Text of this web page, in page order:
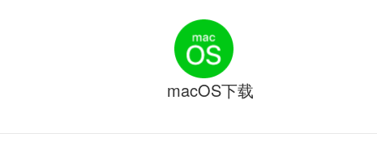
macOS下载